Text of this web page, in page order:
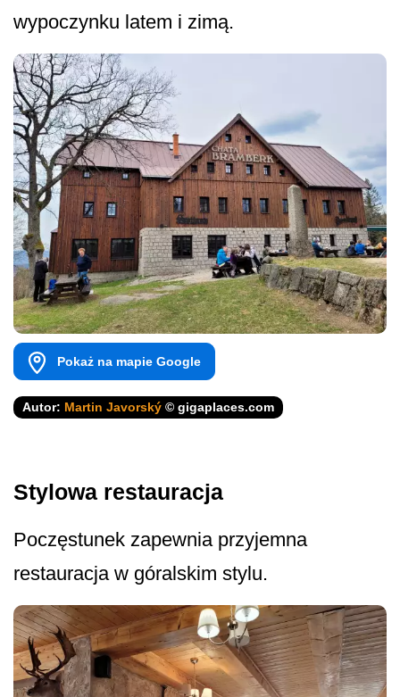
wypoczynku latem i zimą.
Pokaż na mapie Google
Autor: Martin Javorský © gigaplaces.com
Stylowa restauracja
Poczęstunek zapewnia przyjemna
restauracja w góralskim stylu.